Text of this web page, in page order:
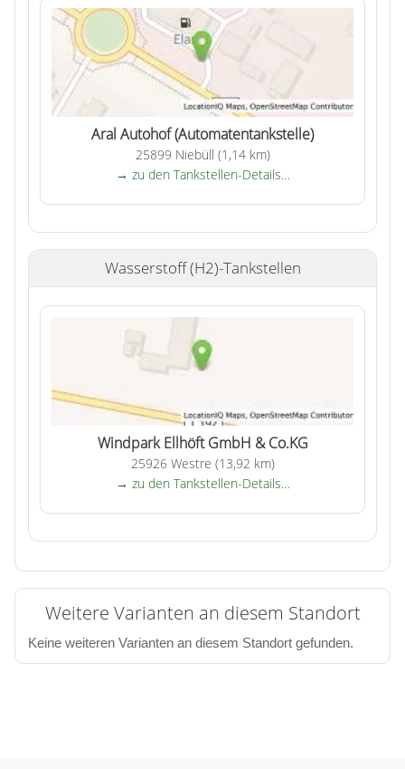
Aral Autohof (Automatentankstelle)
25899 Niebüll (1,14 km)
→ zu den Tankstellen-Details…
Wasserstoff (H2)-Tankstellen
Windpark Ellhöft GmbH & Co.KG
25926 Westre (13,92 km)
→ zu den Tankstellen-Details…
Weitere Varianten an diesem Standort
Keine weiteren Varianten an diesem Standort gefunden.